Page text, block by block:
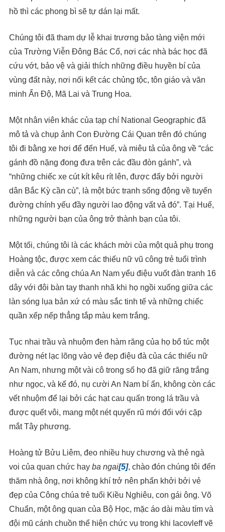
hồ thì các phong bì sẽ tự dán lại mất.
Chúng tôi đã tham dự lễ khai trương bảo tàng viện mới
của Trường Viễn Đông Bác Cổ, nơi các nhà bác học đã
cứu vớt, bảo vệ và giải thích những điều huyền bí của
vùng đất này, nơi nối kết các chủng tộc, tôn giáo và văn
minh Ấn Độ, Mã Lai và Trung Hoa.
Một nhân viên khác của tạp chí National Geographic đã
mô tả và chụp ảnh Con Đường Cái Quan trên đó chúng
tôi đi bằng xe hơi để đến Huế, và miêu tả của ông về “các
gánh đồ nặng đong đưa trên các đầu đòn gánh”, và
“những chiếc xe cút kít kêu rít lên, được đẩy bởi người
dân Bắc Kỳ cần cù”, là một bức tranh sống động về tuyến
đường chính yếu đầy người lao động vất vả đó”. Tại Huế,
những người bạn của ông trở thành bạn của tôi.
Một tối, chúng tôi là các khách mời của một quả phụ trong
Hoàng tộc, được xem các thiếu nữ vũ công trẻ tuổi trình
diễn và các công chúa An Nam yểu điệu vuốt đàn tranh 16
dây với đôi bàn tay thanh nhã khi họ ngồi xuống giữa các
làn sóng lụa bản xứ có màu sắc tinh tế và những chiếc
quần xếp nếp thẳng tắp màu kem trắng.
Tục nhai trầu và nhuộm đen hàm răng của họ bổ túc một
đường nét lạc lõng vào vẻ đẹp điệu đà của các thiếu nữ
An Nam, nhưng một vài cô trong số họ đã giữ răng trắng
như ngọc, và kế đó, nụ cười An Nam bí ẩn, không còn các
vết nhuộm để lại bởi các hạt cau quấn trong lá trầu và
được quết vôi, mang một nét quyến rũ mới đối với cặp
mắt Tây phương.
Hoàng tử Bửu Liêm, đeo nhiều huy chương và thẻ ngà
voi của quan chức hay ba ngai[5], chào đón chúng tôi đến
thăm nhà ông, nơi không khí trở nên phấn khởi bởi vẻ
đẹp của Công chúa trẻ tuổi Kiều Nghiêu, con gái ông. Võ
Chuẩn, một ông quan của Bộ Học, mặc áo dài màu tím và
đội mũ cánh chuồn thể hiện chức vụ trong khi Iacovleff vẽ